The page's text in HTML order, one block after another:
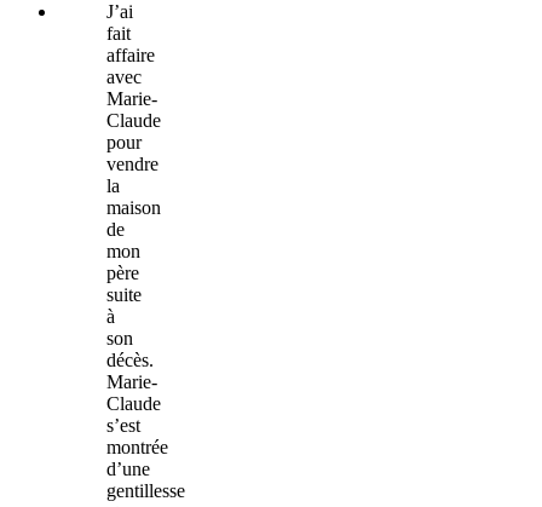
J’ai
fait
affaire
avec
Marie-
Claude
pour
vendre
la
maison
de
mon
père
suite
à
son
décès.
Marie-
Claude
s’est
montrée
d’une
gentillesse